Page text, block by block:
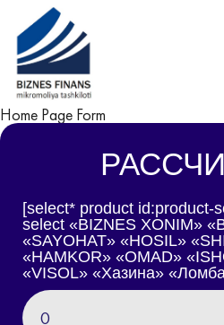
Home Page Form
[select* product id:product-
select «BIZNES XONIM»
«SAYOHAT» «HOSIL»
«HAMKOR» «OMAD»
«VISOL» «Хазина»